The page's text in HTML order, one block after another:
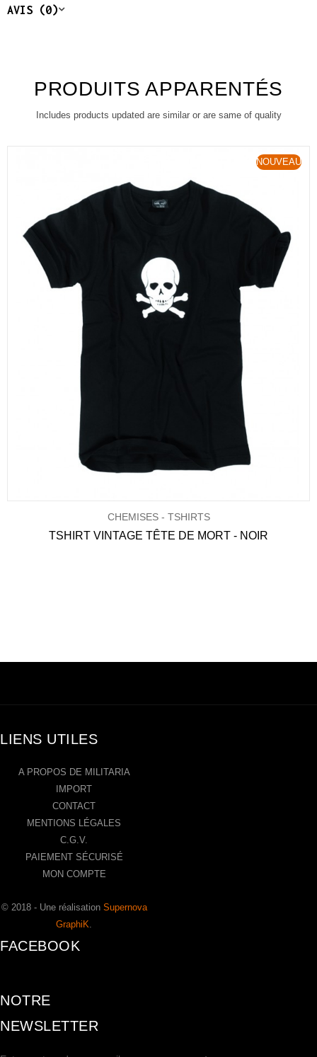
AVIS (0)
PRODUITS APPARENTÉS
Includes products updated are similar or are same of quality
NOUVEAU
CHEMISES - TSHIRTS
TSHIRT VINTAGE TÊTE DE MORT - NOIR
LIENS UTILES
A PROPOS DE MILITARIA
IMPORT
CONTACT
MENTIONS LÉGALES
C.G.V.
PAIEMENT SÉCURISÉ
MON COMPTE
© 2018 - Une réalisation Supernova
GraphiK
FACEBOOK
NOTRE
NEWSLETTER